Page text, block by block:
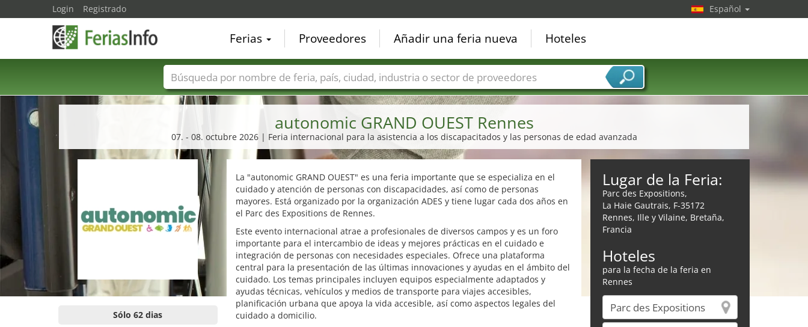
autonomic GRAND OUEST Rennes
07. - 08. octubre 2026 | Feria internacional para la asistencia a los discapacitados y las personas de edad avanzada
Sólo 62 dias
La "autonomic GRAND OUEST" es una feria importante que se especializa en el
cuidado y atención de personas con discapacidades, así como de personas
mayores. Está organizado por la organización ADES y tiene lugar cada dos años en
el Parc des Expositions de Rennes.
Este evento internacional atrae a profesionales de diversos campos y es un foro
importante para el intercambio de ideas y mejores prácticas en el cuidado e
integración de personas con necesidades especiales. Ofrece una plataforma
central para la presentación de las últimas innovaciones y ayudas en el ámbito del
cuidado. Los temas principales incluyen equipos especialmente adaptados y
ayudas técnicas, vehículos y medios de transporte para viajes accesibles,
planificación urbana que apoya la vida accesible, así como aspectos legales del
cuidado a domicilio.
Lugar de la Feria:
Parc des Expositions,
La Haie Gautrais, F-35172
Rennes, Ille y Vilaine, Bretaña,
Francia
Hoteles
para la fecha de la feria en
Rennes
Login Registrado Español
Ferias Proveedores Añadir una feria nueva Hoteles
Nombres de ferias Países Ciudades Sectores de ferias Sectores de proveedor de servicios